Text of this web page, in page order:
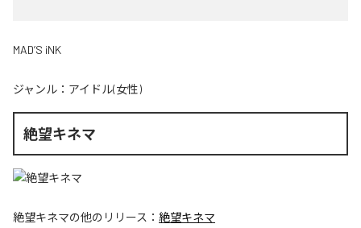
MAD’S iNK
ジャンル： アイドル(女性)
絶望キネマ
絶望キネマの他のリリース： 絶望キネマ